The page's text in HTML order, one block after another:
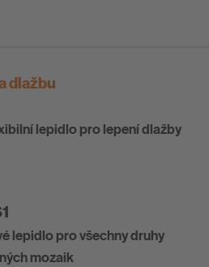
dlažbu
lepidlo pro lepení dlažby
lepidlo pro všechny druhy
mozaik